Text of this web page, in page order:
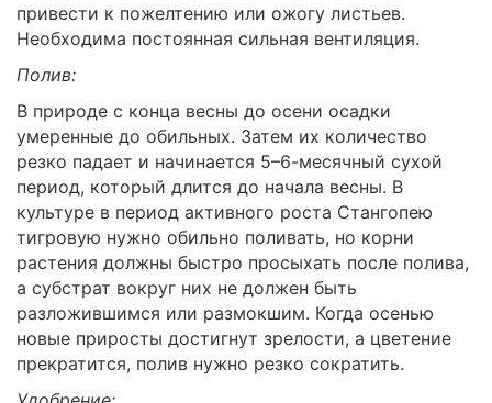
привести к пожелтению или ожогу листьев.
Необходима постоянная сильная вентиляция.
Полив:
В природе с конца весны до осени осадки
умеренные до обильных. Затем их количество
резко падает и начинается 5–6-месячный сухой
период, который длится до начала весны. В
культуре в период активного роста Стангопею
тигровую нужно обильно поливать, но корни
растения должны быстро просыхать после полива,
а субстрат вокруг них не должен быть
разложившимся или размокшим. Когда осенью
новые приросты достигнут зрелости, а цветение
прекратится, полив нужно резко сократить.